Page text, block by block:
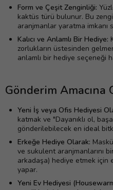
Form ve Çeşit Zenginliği:
kaktüs türü bulunur. Bu
aranjmanlar yaratma imkanı
Kalıcı ve Anlamlı Bir Hediye:
zorlukların üstesinden
anlamlı bir hediye seçeneği
Gönderim Amacına
Yeni İş veya Ofis Hediyesi
katmak ve "Dayanıklı ol,
gönderilebilecek en ideal
Erkeğe Hediye Olarak:
ve sukulent aranjmanlarını
arkadaşa) hediye etmek için
yapar.
Yeni Ev Hediyesi